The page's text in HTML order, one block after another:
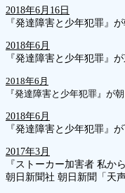
2018年6月16日
『発達障害と少年犯罪』
2018年6月
『発達障害と少年犯罪』
2018年6月
『発達障害と少年犯罪』が
2018年6月
『発達障害と少年犯罪』
2017年3月
『ストーカー加害者 私か
朝日新聞社 朝日新聞「天